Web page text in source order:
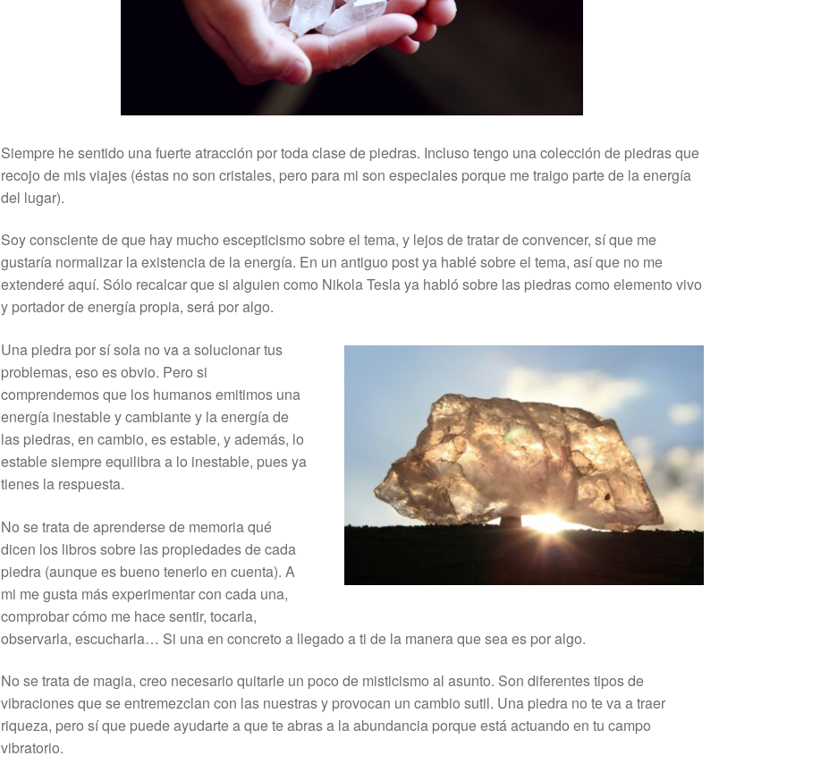
Siempre he sentido una fuerte atracción por toda clase de piedras. Incluso tengo una colección de piedras que
recojo de mis viajes (éstas no son cristales, pero para mi son especiales porque me traigo parte de la energía
del lugar).
Soy consciente de que hay mucho escepticismo sobre el tema, y lejos de tratar de convencer, sí que me
gustaría normalizar la existencia de la energía. En un antiguo post ya hablé sobre el tema, así que no me
extenderé aquí. Sólo recalcar que si alguien como Nikola Tesla ya habló sobre las piedras como elemento vivo
y portador de energía propia, será por algo.
Una piedra por sí sola no va a solucionar tus
problemas, eso es obvio. Pero si
comprendemos que los humanos emitimos una
energía inestable y cambiante y la energía de
las piedras, en cambio, es estable, y además, lo
estable siempre equilibra a lo inestable, pues ya
tienes la respuesta.
No se trata de aprenderse de memoria qué
dicen los libros sobre las propiedades de cada
piedra (aunque es bueno tenerlo en cuenta). A
mi me gusta más experimentar con cada una,
comprobar cómo me hace sentir, tocarla,
observarla, escucharla… Si una en concreto a llegado a ti de la manera que sea es por algo.
No se trata de magia, creo necesario quitarle un poco de misticismo al asunto. Son diferentes tipos de
vibraciones que se entremezclan con las nuestras y provocan un cambio sutil. Una piedra no te va a traer
riqueza, pero sí que puede ayudarte a que te abras a la abundancia porque está actuando en tu campo
vibratorio.